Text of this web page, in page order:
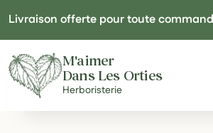
Livraison offerte pour toute
M'aimer
Dans Les Orties
Herboristerie